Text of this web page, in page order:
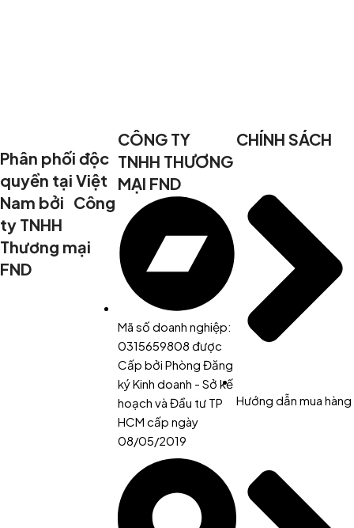
Phân phối độc
quyền tại Việt
Nam bởi Công
ty TNHH
Thương mại
FND
CÔNG TY
TNHH THƯƠNG
MẠI FND
Mã số doanh nghiệp:
0315659808 được
Cấp bởi Phòng Đăng
ký Kinh doanh - Sở kế
hoạch và Đầu tư TP
HCM cấp ngày
08/05/2019
CHÍNH SÁCH
Hướng dẫn mua hàng